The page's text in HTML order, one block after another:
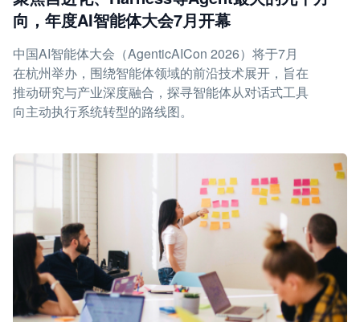
向，年度AI智能体大会7月开幕
中国AI智能体大会（AgenticAICon 2026）将于7月
在杭州举办，围绕智能体领域的前沿技术展开，旨在
推动研究与产业深度融合，探寻智能体从对话式工具
向主动执行系统转型的路线图。